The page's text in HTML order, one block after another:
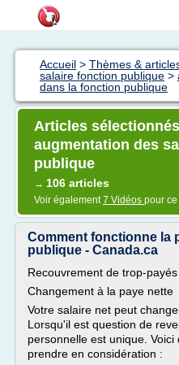
Accueil > Thèmes &
salaire fonction publique >
dans la fonction publique
Articles
augmentation des
publique
→ 106 articles
Voir également7 Vidéos pour ce
Comment fonctionne la
publique - Canada.ca
Recouvrement de trop-payés
Changement à la paye nette
Votre salaire net peut
Lorsqu'il est question de
personnelle est unique.
prendre en considération :